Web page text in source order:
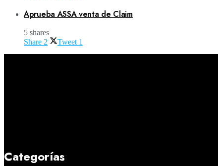
Aprueba ASSA venta de Claim
5 shares
Share 2 Tweet 1
Categorías